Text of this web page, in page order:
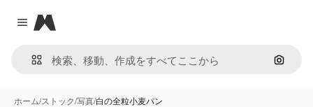
Close menu
Magnific
画像で
ホーム/ストック/写真/白の全粒小麦パン